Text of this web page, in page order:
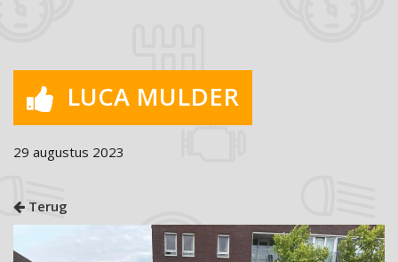
LUCA MULDER
29 augustus 2023
Terug